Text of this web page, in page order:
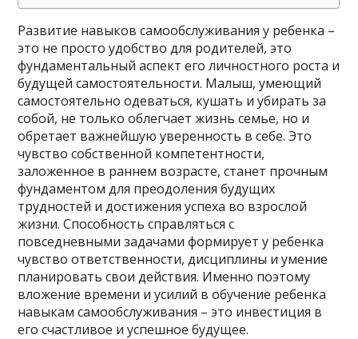
Развитие навыков самообслуживания у ребенка –
это не просто удобство для родителей, это
фундаментальный аспект его личностного роста и
будущей самостоятельности. Малыш, умеющий
самостоятельно одеваться, кушать и убирать за
собой, не только облегчает жизнь семье, но и
обретает важнейшую уверенность в себе. Это
чувство собственной компетентности,
заложенное в раннем возрасте, станет прочным
фундаментом для преодоления будущих
трудностей и достижения успеха во взрослой
жизни. Способность справляться с
повседневными задачами формирует у ребенка
чувство ответственности, дисциплины и умение
планировать свои действия. Именно поэтому
вложение времени и усилий в обучение ребенка
навыкам самообслуживания – это инвестиция в
его счастливое и успешное будущее.